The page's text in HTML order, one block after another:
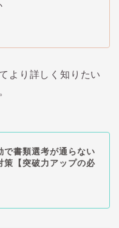
より詳しく知りたい
で書類選考が通らない
策【突破力アップの必